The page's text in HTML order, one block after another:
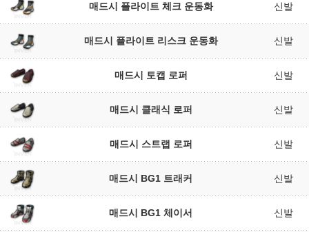
매드시 플라이트 체크 운동화 신발
매드시 플라이트 리스크 운동화 신발
매드시 토캡 로퍼 신발
매드시 클래식 로퍼 신발
매드시 스트랩 로퍼 신발
매드시 BG1 트래커 신발
매드시 BG1 체이서 신발